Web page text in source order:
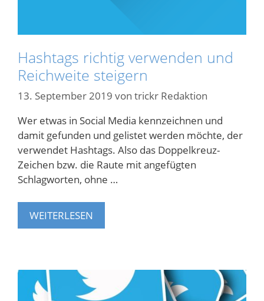
Hashtags richtig verwenden und
Reichweite steigern
13. September 2019 von trickr Redaktion
Wer etwas in Social Media kennzeichnen und
damit gefunden und gelistet werden möchte, der
verwendet Hashtags. Also das Doppelkreuz-
Zeichen bzw. die Raute mit angefügten
Schlagworten, ohne …
WEITERLESEN